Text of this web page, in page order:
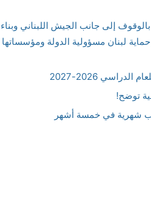
إلى جانب الجيش اللبناني وبناء
حماية لبنان مسؤولية الدولة ومؤسساتها
2026-2027
توضح!
شهرية في خمسة أشهر